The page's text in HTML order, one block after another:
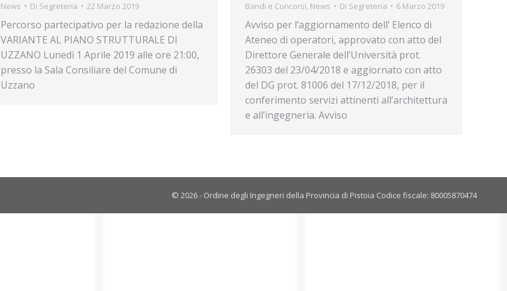
News Di Segreteria 22 Marzo 2019
Percorso partecipativo per la redazione della
VARIANTE AL PIANO STRUTTURALE DI
UZZANO Lunedì 1 Aprile 2019 alle ore 21:00,
presso la Sala Consiliare del Comune di
Uzzano
Bandi e Concorsi, News Di Segreteria 6 Marzo 2019
Avviso per l’aggiornamento dell’ Elenco di
Ateneo di operatori, approvato con atto del
Direttore Generale dell’Università prot.
26303 del 23/04/2018 e aggiornato con atto
del DG prot. 81006 del 17/12/2018, per il
conferimento servizi attinenti all’architettura
e all’ingegneria. Avviso
© 2026 - Ordine degli Ingegneri della Provincia di Pistoia Codice fiscale: 80005870474